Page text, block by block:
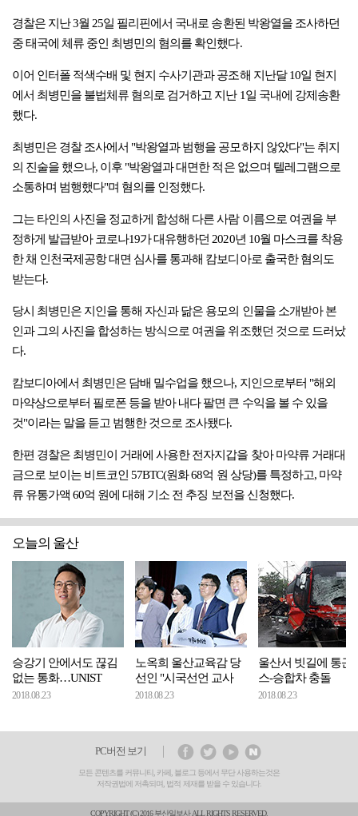
경찰은 지난 3월 25일 필리핀에서 국내로 송환된 박왕열을 조사하던
중 태국에 체류 중인 최병민의 혐의를 확인했다.
이어 인터폴 적색수배 및 현지 수사기관과 공조해 지난달 10일 현지
에서 최병민을 불법체류 혐의로 검거하고 지난 1일 국내에 강제송환
했다.
최병민은 경찰 조사에서 "박왕열과 범행을 공모하지 않았다"는 취지
의 진술을 했으나, 이후 "박왕열과 대면한 적은 없으며 텔레그램으로
소통하며 범행했다"며 혐의를 인정했다.
그는 타인의 사진을 정교하게 합성해 다른 사람 이름으로 여권을 부
정하게 발급받아 코로나19가 대유행하던 2020년 10월 마스크를 착용
한 채 인천국제공항 대면 심사를 통과해 캄보디아로 출국한 혐의도
받는다.
당시 최병민은 지인을 통해 자신과 닮은 용모의 인물을 소개받아 본
인과 그의 사진을 합성하는 방식으로 여권을 위조했던 것으로 드러났
다.
캄보디아에서 최병민은 담배 밀수업을 했으나, 지인으로부터 "해외
마약상으로부터 필로폰 등을 받아 내다 팔면 큰 수익을 볼 수 있을
것"이라는 말을 듣고 범행한 것으로 조사됐다.
한편 경찰은 최병민이 거래에 사용한 전자지갑을 찾아 마약류 거래대
금으로 보이는 비트코인 57BTC(원화 68억 원 상당)를 특정하고, 마약
류 유통가액 60억 원에 대해 기소 전 추징 보전을 신청했다.
오늘의 울산
승강기 안에서도 끊김
없는 통화…UNIST
2018.08.23
노옥희 울산교육감 당
선인 "시국선언 교사
2018.08.23
울산서 빗길에 통근
스-승합차 충돌
2018.08.23
PC버전 보기
모든 콘텐츠를 커뮤니티, 카페, 블로그 등에서 무단 사용하는것은
저작권법에 저촉되며, 법적 제재를 받을 수 있습니다.